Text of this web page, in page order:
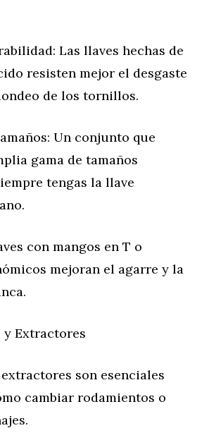
Las llaves hechas de
resisten mejor el desgaste
de los tornillos.
Un conjunto que
gama de tamaños
tengas la llave
con mangos en T o
mejoran el agarre y la
y Extractores
son esenciales
cambiar rodamientos o